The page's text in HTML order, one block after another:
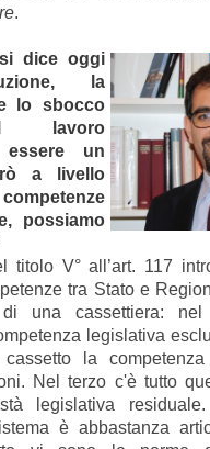
.
dice oggi
la
lo sbocco
lavoro
essere un
a livello
possiamo
titolo V° all’art. 117
tra Stato e
una cassettiera: nel
legislativa
la competenza
Nel terzo c'è tutto
legislativa
è abbastanza